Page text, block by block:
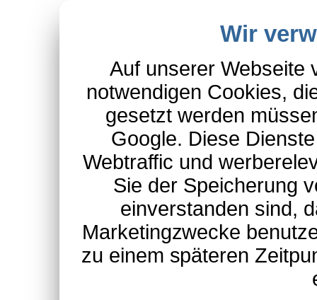
Wir
Auf unserer Webseite
notwendigen Cookies,
gesetzt werden
Google. Diese
Webtraffic und
Sie der Speicherung
einverstanden sind,
Marketingzwecke
zu einem späteren